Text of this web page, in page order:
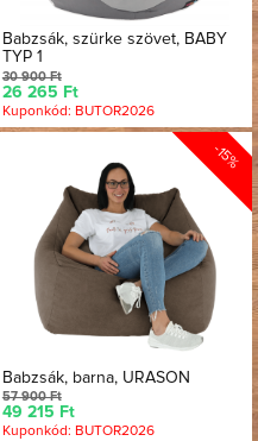
Babzsák, szürke szövet, BABY
TYP 1
30 900 Ft
26 265 Ft
Kuponkód: BUTOR2026
-15%
Babzsák, barna, URASON
57 900 Ft
49 215 Ft
Kuponkód: BUTOR2026